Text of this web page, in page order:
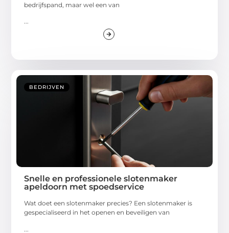
bedrijfspand, maar wel een van
...
BEDRIJVEN
Snelle en professionele slotenmaker
apeldoorn met spoedservice
Wat doet een slotenmaker precies? Een slotenmaker is
gespecialiseerd in het openen en beveiligen van